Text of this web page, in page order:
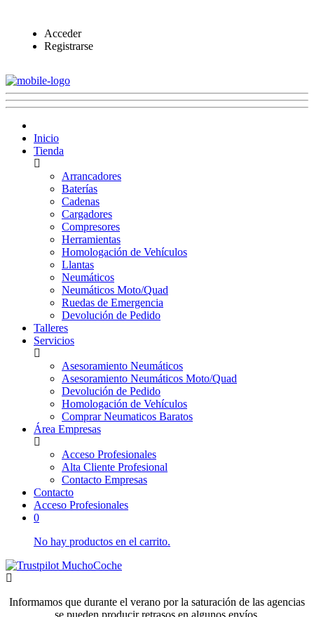
Acceder
Registrarse
Inicio
Tienda
Arrancadores
Baterías
Cadenas
Cargadores
Compresores
Herramientas
Homologación de Vehículos
Llantas
Neumáticos
Neumáticos Moto/Quad
Ruedas de Emergencia
Devolución de Pedido
Talleres
Servicios
Asesoramiento Neumáticos
Asesoramiento Neumáticos Moto/Quad
Devolución de Pedido
Homologación de Vehículos
Comprar Neumaticos Baratos
Área Empresas
Acceso Profesionales
Alta Cliente Profesional
Contacto Empresas
Contacto
Acceso Profesionales
0
No hay productos en el carrito.
Informamos que durante el verano por la saturación de las agencias
se pueden producir retrasos en algunos envíos.